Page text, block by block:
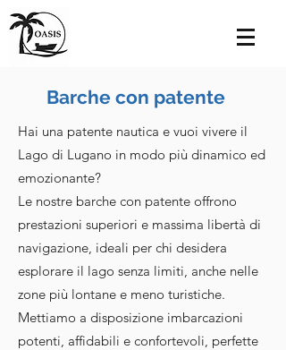
Barche con patente
Hai una patente nautica e vuoi vivere il
Lago di Lugano in modo più dinamico ed
emozionante?
Le nostre barche con patente offrono
prestazioni superiori e massima libertà di
navigazione, ideali per chi desidera
esplorare il lago senza limiti, anche nelle
zone più lontane e meno turistiche.
Mettiamo a disposizione imbarcazioni
potenti, affidabili e confortevoli, perfette